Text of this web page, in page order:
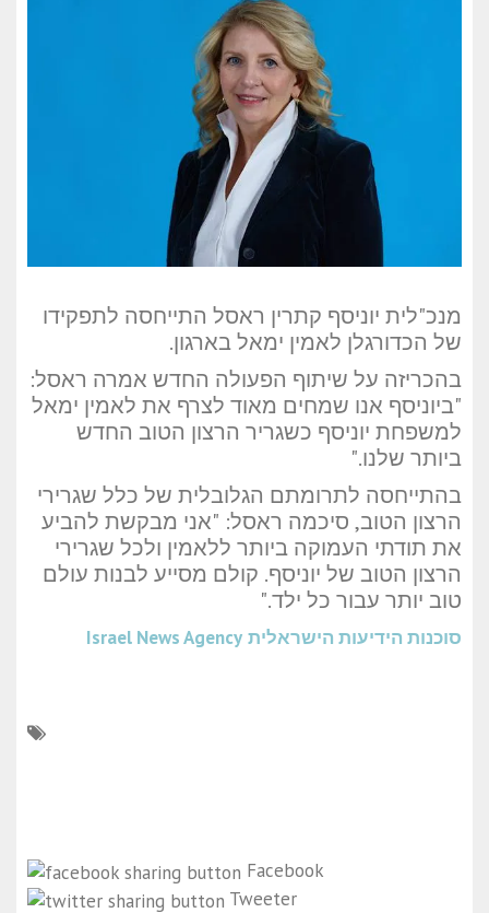
מנכ"לית יוניסף קתרין ראסל התייחסה לתפקידו
של הכדורגלן לאמין ימאל בארגון.
בהכריזה על שיתוף הפעולה החדש אמרה ראסל:
"ביוניסף אנו שמחים מאוד לצרף את לאמין ימאל
למשפחת יוניסף כשגריר הרצון הטוב החדש
ביותר שלנו."
בהתייחסה לתרומתם הגלובלית של כלל שגרירי
הרצון הטוב, סיכמה ראסל: "אני מבקשת להביע
את תודתי העמוקה ביותר ללאמין ולכל שגרירי
הרצון הטוב של יוניסף. קולם מסייע לבנות עולם
טוב יותר עבור כל ילד."
סוכנות הידיעות הישראלית Israel News Agency
Facebook
Tweeter